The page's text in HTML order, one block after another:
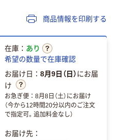
商品情報を印刷する
在庫： あり
希望の数量で在庫確認
お届け日： 8月9日（日）にお届
け
お急ぎ便：8月8日（土）にお届け
（今から12時間20分以内のご注文
で指定可。追加料金なし）
お届け先：